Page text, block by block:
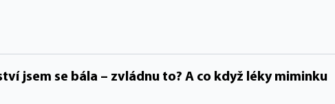
jsem se bála – zvládnu to? A co když léky miminku